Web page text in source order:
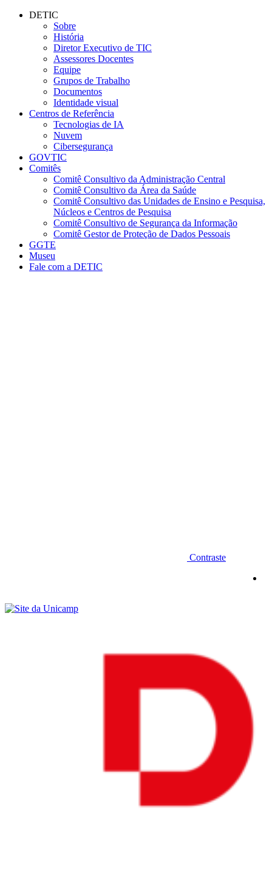
Conteúdo principal
DETIC
Sobre
História
Diretor Executivo de TIC
Assessores Docentes
Equipe
Grupos de Trabalho
Documentos
Identidade visual
Centros de Referência
Tecnologias de IA
Nuvem
Cibersegurança
GOVTIC
Comitês
Comitê Consultivo da Administração Central
Comitê Consultivo da Área da Saúde
Comitê Consultivo das Unidades de Ensino e Pesquisa,
Núcleos e Centros de Pesquisa
Comitê Consultivo de Segurança da Informação
Comitê Gestor de Proteção de Dados Pessoais
GGTE
Museu
Fale com a DETIC
Contraste